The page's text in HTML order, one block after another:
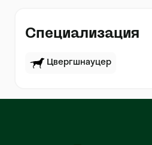
Специализация
Цвергшнауцер